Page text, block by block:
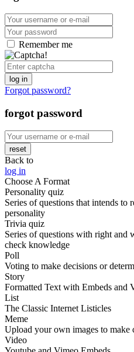
Remember me
log in
Forgot password?
forgot password
reset
Back to
log in
Choose A Format
Personality quiz
Series of questions that intends to
personality
Trivia quiz
Series of questions with right and
check knowledge
Poll
Voting to make decisions or
Story
Formatted Text with Embeds and
List
The Classic Internet Listicles
Meme
Upload your own images to make
Video